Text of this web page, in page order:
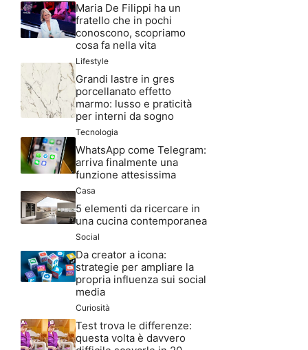
Maria De Filippi ha un
fratello che in pochi
conoscono, scopriamo
cosa fa nella vita
Lifestyle
Grandi lastre in gres
porcellanato effetto
marmo: lusso e praticità
per interni da sogno
Tecnologia
WhatsApp come Telegram:
arriva finalmente una
funzione attesissima
Casa
5 elementi da ricercare in
una cucina contemporanea
Social
Da creator a icona:
strategie per ampliare la
propria influenza sui social
media
Curiosità
Test trova le differenze:
questa volta è davvero